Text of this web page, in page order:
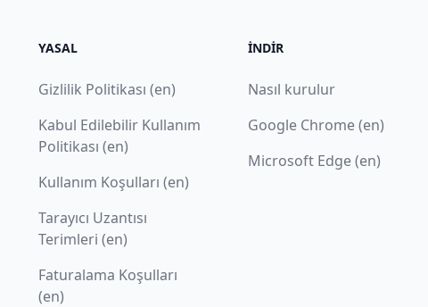
YASAL
Gizlilik Politikası (en)
Kabul Edilebilir Kullanım
Politikası (en)
Kullanım Koşulları (en)
Tarayıcı Uzantısı
Terimleri (en)
Faturalama Koşulları
(en)
İNDIR
Nasıl kurulur
Google Chrome (en)
Microsoft Edge (en)